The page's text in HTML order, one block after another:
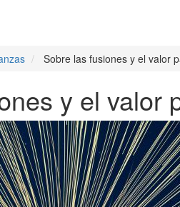
Sobre las fusiones y el valor
y el valor